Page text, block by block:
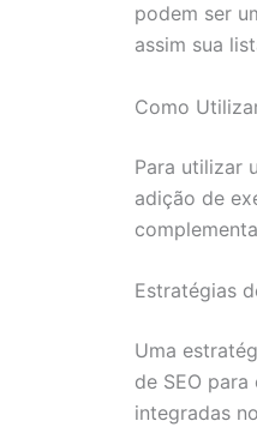
podem ser
assim sua
Como
Para utilizar
adição de
Estratégias
Uma
de SEO
integradas